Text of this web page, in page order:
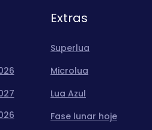
Extras
Superlua
Microlua
Lua Azul
Fase lunar hoje